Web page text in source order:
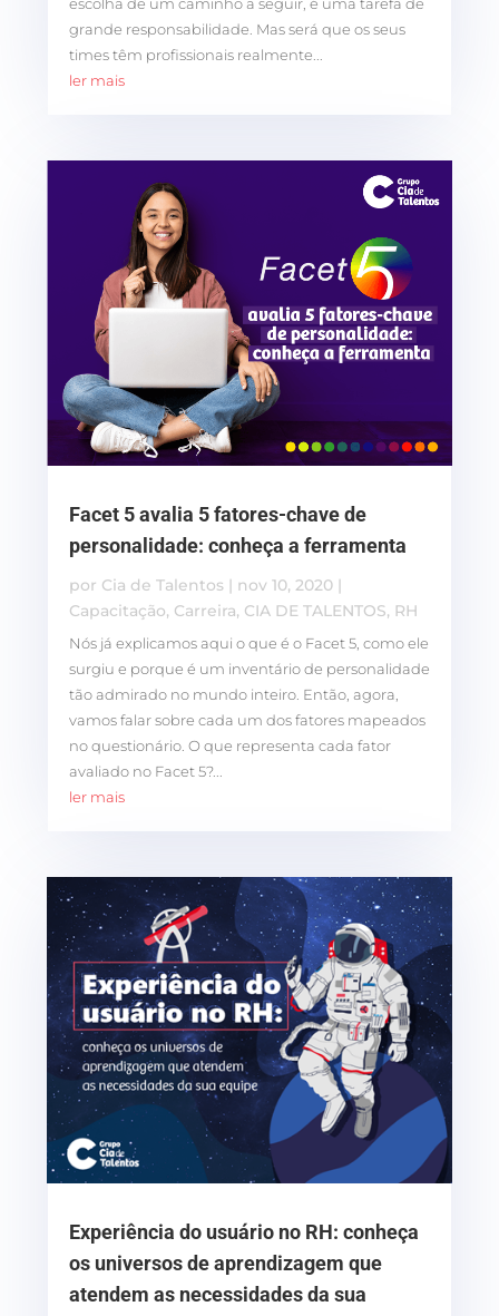
escolha de um caminho a seguir, é uma tarefa de
grande responsabilidade. Mas será que os seus
times têm profissionais realmente...
ler mais
Facet 5 avalia 5 fatores-chave de
personalidade: conheça a ferramenta
por Cia de Talentos| nov 10, 2020|
Capacitação, Carreira, CIA DE TALENTOS, RH
Nós já explicamos aqui o que é o Facet 5, como ele
surgiu e porque é um inventário de personalidade
tão admirado no mundo inteiro. Então, agora,
vamos falar sobre cada um dos fatores mapeados
no questionário. O que representa cada fator
avaliado no Facet 5?...
ler mais
Experiência do usuário no RH: conheça
os universos de aprendizagem que
atendem as necessidades da sua